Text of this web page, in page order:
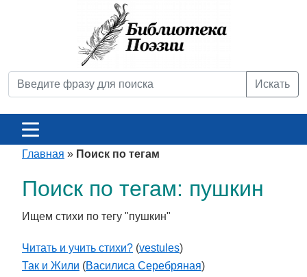
Искать
Главная » Поиск по тегам
Поиск по тегам: пушкин
Ищем стихи по тегу "пушкин"
Читать и учить стихи? (vestules)
Так и Жили (Василиса Серебряная)